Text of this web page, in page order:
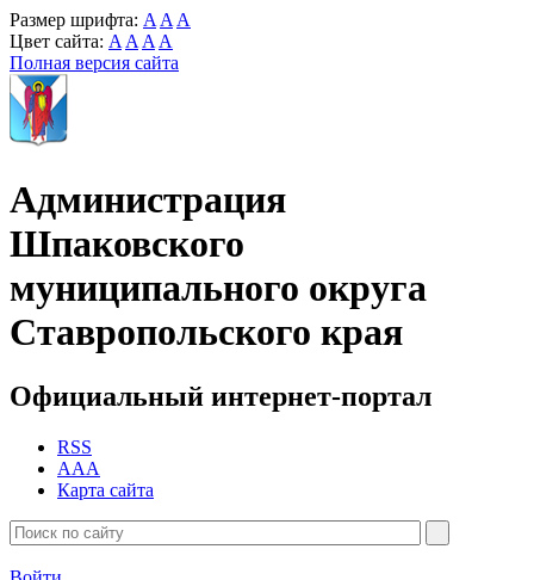
Размер шрифта: A A A
Цвет сайта: A A A A
Полная версия сайта
Администрация
Шпаковского
муниципального округа
Ставропольского края
Официальный интернет-портал
RSS
AAA
Карта сайта